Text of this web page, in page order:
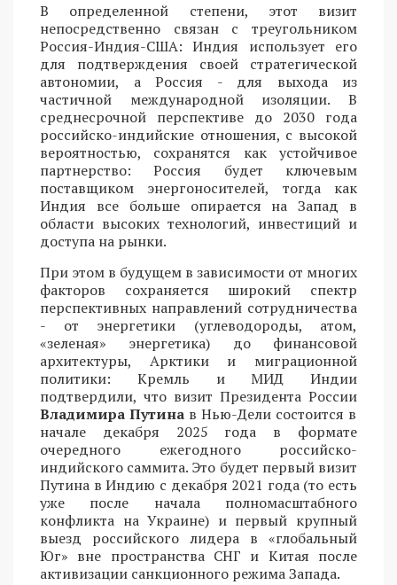
В определенной степени, этот визит
непосредственно связан с треугольником
Россия-Индия-США: Индия использует его
для подтверждения своей стратегической
автономии, а Россия - для выхода из
частичной международной изоляции. В
среднесрочной перспективе до 2030 года
российско-индийские отношения, с высокой
вероятностью, сохранятся как устойчивое
партнерство: Россия будет ключевым
поставщиком энергоносителей, тогда как
Индия все больше опирается на Запад в
области высоких технологий, инвестиций и
доступа на рынки.
При этом в будущем в зависимости от многих
факторов сохраняется широкий спектр
перспективных направлений сотрудничества
- от энергетики (углеводороды, атом,
«зеленая» энергетика) до финансовой
архитектуры, Арктики и миграционной
политики: Кремль и МИД Индии
подтвердили, что визит Президента России
Владимира Путина в Нью-Дели состоится в
начале декабря 2025 года в формате
очередного ежегодного российско-
индийского саммита. Это будет первый визит
Путина в Индию с декабря 2021 года (то есть
уже после начала полномасштабного
конфликта на Украине) и первый крупный
выезд российского лидера в «глобальный
Юг» вне пространства СНГ и Китая после
активизации санкционного режима Запада.